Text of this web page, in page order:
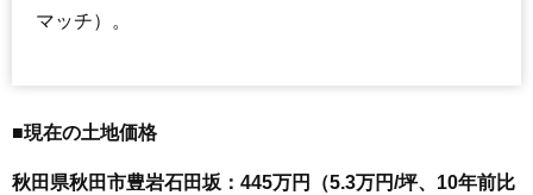
マッチ）。
■現在の土地価格
秋田県秋田市豊岩石田坂：445万円（5.3万円/坪、10年前比